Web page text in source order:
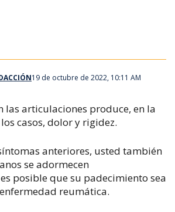
19 de octubre de 2022, 10:11 AM
las articulaciones produce, en la
casos, dolor y rigidez.
anteriores, usted también
se adormecen
posible que su padecimiento sea
reumática.